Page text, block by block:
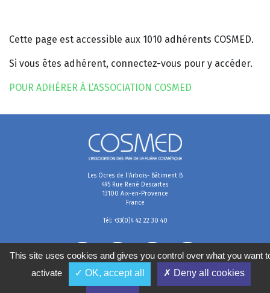
Cette page est accessible aux 1010 adhérents COSMED.
Si vous êtes adhérent, connectez-vous pour y accéder.
POUR ADHÉRER À L’ASSOCIATION COSMED
Les Ocres de l'Arbois- Bâtiment B
495 Rue René Descartes
13100 Aix-en-Provence
France
Tél: +33(0)4 42 22 30 40
This site uses cookies and gives you control over what you want
activate
✓ OK, accept all ✗ Deny all cookies